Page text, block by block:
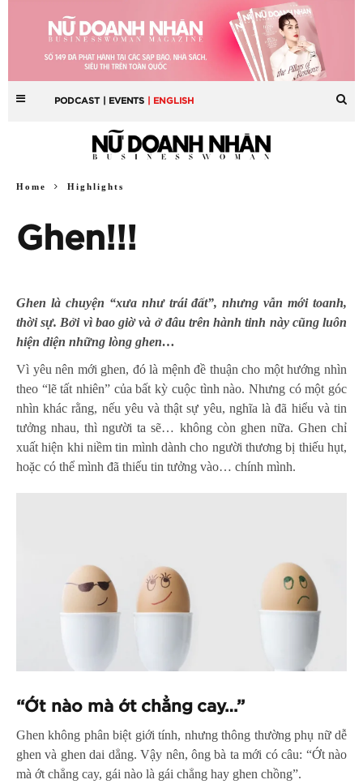
PODCAST | EVENTS | ENGLISH
Home Highlights
Ghen!!!
Ghen là chuyện “xưa như trái đất”, nhưng vẫn mới toanh,
thời sự. Bởi vì bao giờ và ở đâu trên hành tinh này cũng luôn
hiện diện những lòng ghen…
Vì yêu nên mới ghen, đó là mệnh đề thuận cho một hướng nhìn
theo “lẽ tất nhiên” của bất kỳ cuộc tình nào. Nhưng có một góc
nhìn khác rằng, nếu yêu và thật sự yêu, nghĩa là đã hiểu và tin
tưởng nhau, thì người ta sẽ… không còn ghen nữa. Ghen chỉ
xuất hiện khi niềm tin mình dành cho người thương bị thiếu hụt,
hoặc có thể mình đã thiếu tin tưởng vào… chính mình.
“Ớt nào mà ớt chẳng cay…”
Ghen không phân biệt giới tính, nhưng thông thường phụ nữ dễ
ghen và ghen dai dẳng. Vậy nên, ông bà ta mới có câu: “Ớt nào
mà ớt chẳng cay, gái nào là gái chẳng hay ghen chồng”.